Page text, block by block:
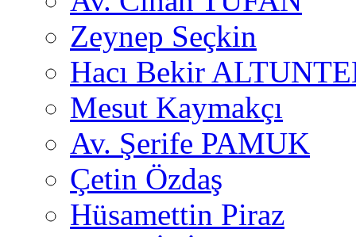
Zeynep Seçkin
Hacı Bekir
Mesut Kaymakçı
Av. Şerife PAMUK
Çetin Özdaş
Hüsamettin Piraz